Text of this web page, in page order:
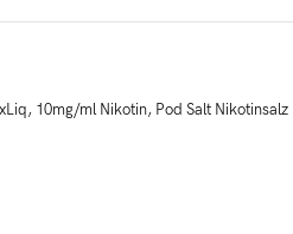
, 10mg/ml Nikotin, Pod Salt Nikotinsalz